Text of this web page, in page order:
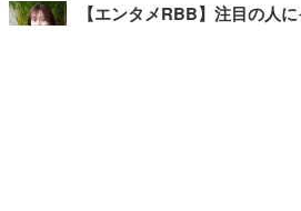
【エンタメRBB】注目の人